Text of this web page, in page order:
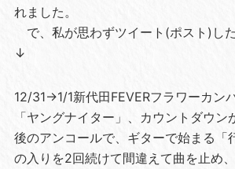
れました。
で、私が思わずツイート(ポスト)した
↓
12/31→1/1新代田FEVERフラワーカン
「ヤングナイター」、カウントダウン
後のアンコールで、ギターで始まる「
の入りを2回続けて間違えて曲を止め